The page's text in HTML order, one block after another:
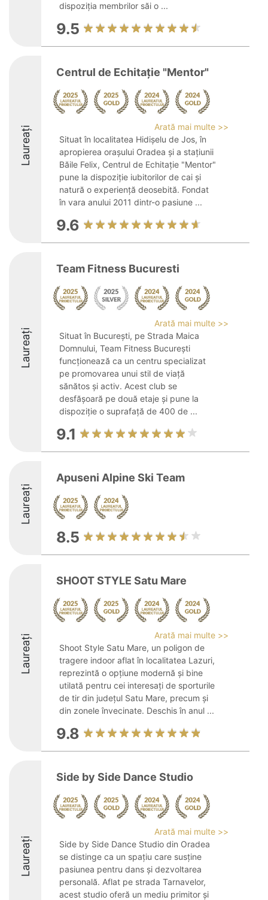
dispoziția membrilor săi o ...
9.5
Laureați
Centrul de Echitaţie "Mentor"
Arată mai multe >>
Situat în localitatea Hidișelu de Jos, în
apropierea orașului Oradea și a stațiunii
Băile Felix, Centrul de Echitaţie "Mentor"
pune la dispoziție iubitorilor de cai și
natură o experiență deosebită. Fondat
în vara anului 2011 dintr-o pasiune ...
9.6
Laureați
Team Fitness Bucuresti
Arată mai multe >>
Situat în București, pe Strada Maica
Domnului, Team Fitness București
funcționează ca un centru specializat
pe promovarea unui stil de viață
sănătos și activ. Acest club se
desfășoară pe două etaje și pune la
dispoziție o suprafață de 400 de ...
9.1
Laureați
Apuseni Alpine Ski Team
8.5
Laureați
SHOOT STYLE Satu Mare
Arată mai multe >>
Shoot Style Satu Mare, un poligon de
tragere indoor aflat în localitatea Lazuri,
reprezintă o opțiune modernă și bine
utilată pentru cei interesați de sporturile
de tir din județul Satu Mare, precum și
din zonele învecinate. Deschis în anul ...
9.8
Laureați
Side by Side Dance Studio
Arată mai multe >>
Side by Side Dance Studio din Oradea
se distinge ca un spațiu care susține
pasiunea pentru dans și dezvoltarea
personală. Aflat pe strada Tarnavelor,
acest studio oferă un mediu primitor și